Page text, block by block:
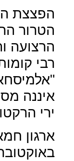
הפצצת
הטרור
הרצועה
רבי
איננה
ירי